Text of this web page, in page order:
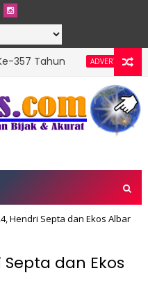
ADVERTORIAL
DPRD
Hendri Septa dan Ekos Albar
dan Ekos